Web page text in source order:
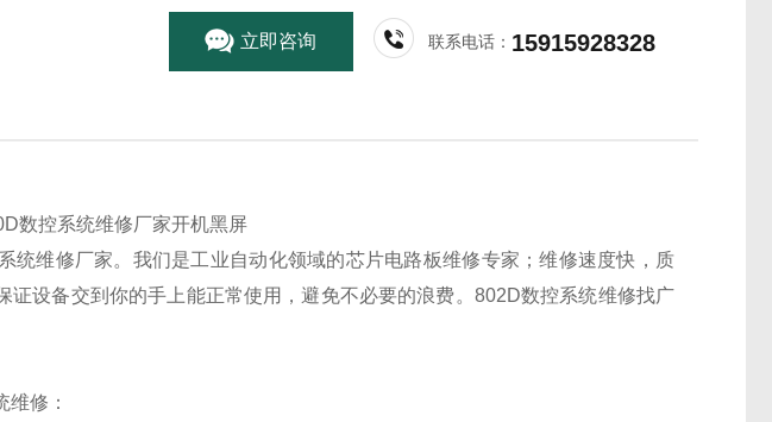
立即咨询 联系电话： 15915928328
数控系统维修厂家开机黑屏
统维修厂家。我们是工业自动化领域的芯片电路板维修专家；维修速度快，质
证设备交到你的手上能正常使用，避免不必要的浪费。802D数控系统维修找广
修：